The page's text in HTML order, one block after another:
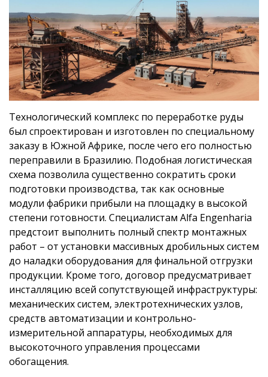
Технологический комплекс по переработке руды
был спроектирован и изготовлен по специальному
заказу в Южной Африке, после чего его полностью
переправили в Бразилию. Подобная логистическая
схема позволила существенно сократить сроки
подготовки производства, так как основные
модули фабрики прибыли на площадку в высокой
степени готовности. Специалистам Alfa Engenharia
предстоит выполнить полный спектр монтажных
работ – от установки массивных дробильных систем
до наладки оборудования для финальной отгрузки
продукции. Кроме того, договор предусматривает
инсталляцию всей сопутствующей инфраструктуры:
механических систем, электротехнических узлов,
средств автоматизации и контрольно-
измерительной аппаратуры, необходимых для
высокоточного управления процессами
обогащения.